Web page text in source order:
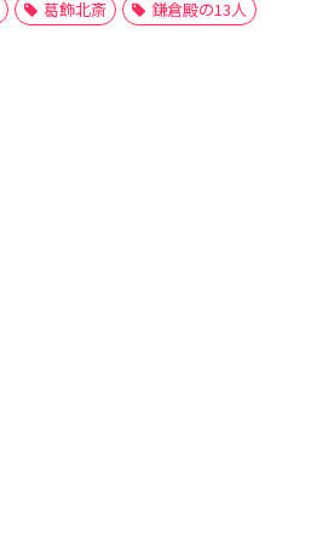
葛飾北斎 鎌倉殿の13人